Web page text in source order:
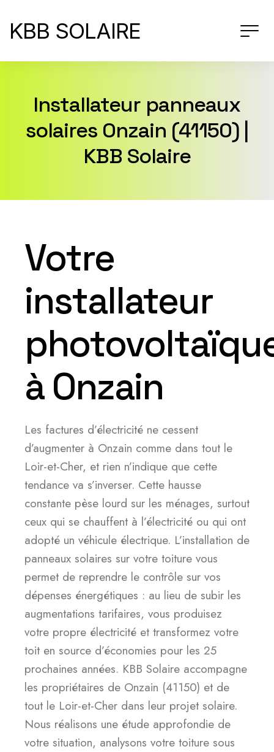
KBB SOLAIRE
Installateur panneaux
solaires Onzain (41150) |
KBB Solaire
Votre
installateur
à Onzain
Les factures d’électricité ne cessent
d’augmenter à Onzain comme dans tout le
Loir-et-Cher, et rien n’indique que cette
tendance va s’inverser. Cette hausse
constante pèse lourd sur les ménages, surtout
ceux qui se chauffent à l’électricité ou qui ont
adopté un véhicule électrique. L’installation de
panneaux solaires sur votre toiture vous
permet de reprendre le contrôle sur vos
dépenses énergétiques : au lieu de subir les
augmentations tarifaires, vous produisez
votre propre électricité et transformez votre
toit en source d’économies pour les 25
prochaines années. KBB Solaire accompagne
les propriétaires de Onzain (41150) et de
tout le Loir-et-Cher dans leur projet solaire.
Nous réalisons une étude approfondie de
votre situation, analysons votre toiture sous